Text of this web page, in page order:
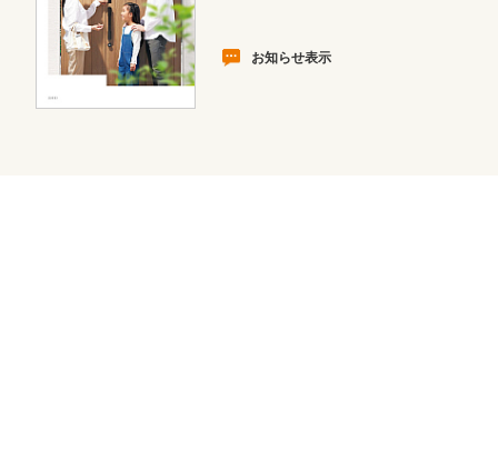
お知らせ表示